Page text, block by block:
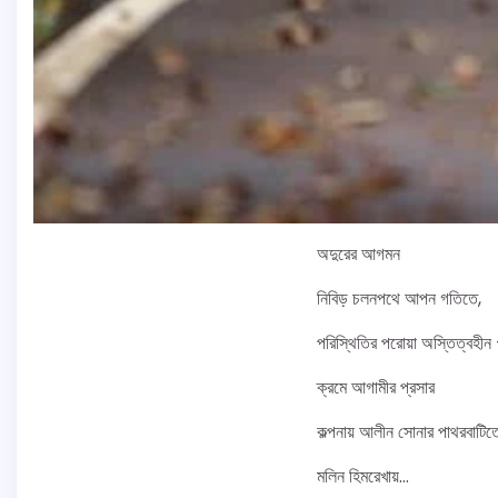
অদুরের আগমন
নিবিড় চলনপথে আপন গতিতে,
পরিস্থিতির পরোয়া
ক্রমে আগামীর প্রসার
কল্পনায় আলীন সোনার
মলিন হিমরেখায়…